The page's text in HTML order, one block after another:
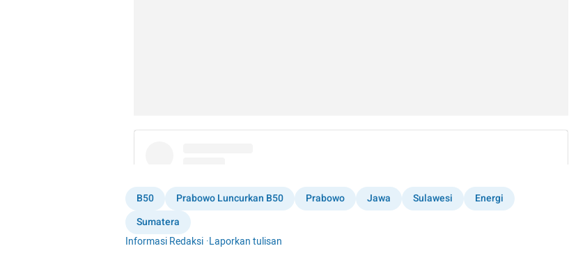
B50 Prabowo Luncurkan B50 Prabowo Jawa Sulawesi
Energi
Sumatera
Informasi Redaksi ·Laporkan tulisan